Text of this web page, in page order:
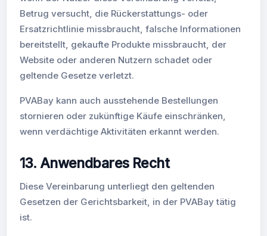
Betrug versucht, die Rückerstattungs- oder
Ersatzrichtlinie missbraucht, falsche Informationen
bereitstellt, gekaufte Produkte missbraucht, der
Website oder anderen Nutzern schadet oder
geltende Gesetze verletzt.
PVABay kann auch ausstehende Bestellungen
stornieren oder zukünftige Käufe einschränken,
wenn verdächtige Aktivitäten erkannt werden.
13. Anwendbares Recht
Diese Vereinbarung unterliegt den geltenden
Gesetzen der Gerichtsbarkeit, in der PVABay tätig
ist.